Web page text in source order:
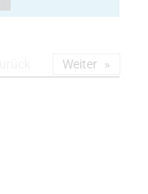
Weiter